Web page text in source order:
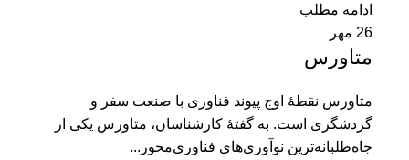
ادامه مطلب
26 مهر
متاورس
متاورس نقطۀ اوج پيوند فناوری با صنعت سفر و
گردشگری است. به گفتۀ كارشناسان، متاورس يكی از
جاه‌طلبانه‌ترين نوآوری‌های فناوری‌محور...